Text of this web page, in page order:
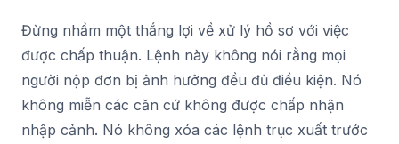
Đừng nhầm một thắng lợi về xử lý hồ sơ với việc
được chấp thuận. Lệnh này không nói rằng mọi
người nộp đơn bị ảnh hưởng đều đủ điều kiện. Nó
không miễn các căn cứ không được chấp nhận
nhập cảnh. Nó không xóa các lệnh trục xuất trước